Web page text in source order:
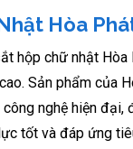
Hòa
hộp chữ nhật Hòa
Sản phẩm của
nghệ hiện đại,
tốt và đáp ứng